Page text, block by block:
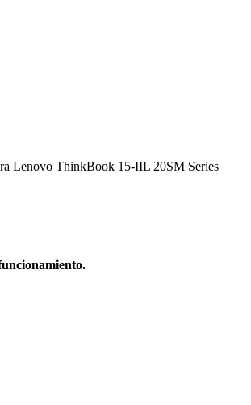
Lenovo ThinkBook 15-IIL 20SM Series